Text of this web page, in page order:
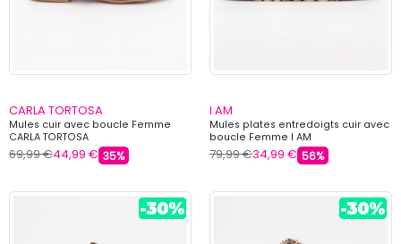
CARLA TORTOSA
Mules cuir avec boucle Femme
CARLA TORTOSA
69,99 €44,99 € 35%
I AM
Mules plates entredoigts cuir avec
boucle Femme I AM
79,99 €34,99 € 56%